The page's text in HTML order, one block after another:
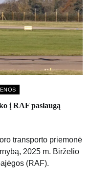
į RAF paslaugą
transporto priemonė
2025 m. Birželio
(RAF).